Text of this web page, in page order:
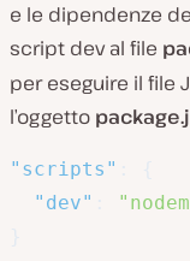
e le dipendenze
script dev al file
per eseguire il file
l’oggetto
"scripts"
"dev"